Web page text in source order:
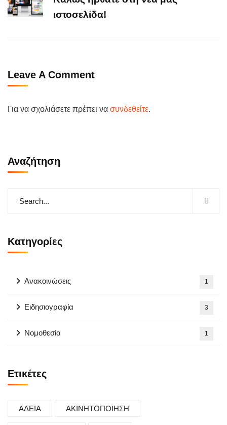
ιστοσελίδα!
Leave A Comment
Για να σχολιάσετε πρέπει να συνδεθείτε.
Αναζήτηση
Kατηγορίες
Ανακοινώσεις 1
Ειδησιογραφία 3
Νομοθεσία 1
Ετικέτες
ΑΔΕΙΑ ΑΚΙΝΗΤΟΠΟΙΗΣΗ